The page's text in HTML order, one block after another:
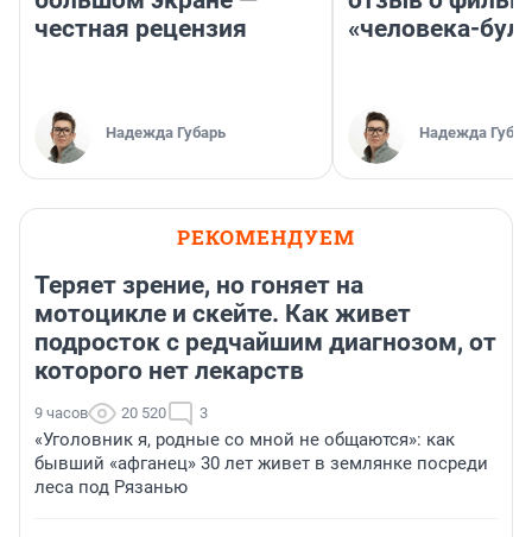
честная рецензия
Надежда Губарь
«человека-
Надежда
РЕКОМЕНДУЕМ
Теряет зрение, но гоняет на
мотоцикле и скейте. Как живет
подросток с редчайшим диагнозом, от
которого нет лекарств
9 часов 20 520 3
«Уголовник я, родные со мной не общаются»: как
бывший «афганец» 30 лет живет в землянке посреди
леса под Рязанью